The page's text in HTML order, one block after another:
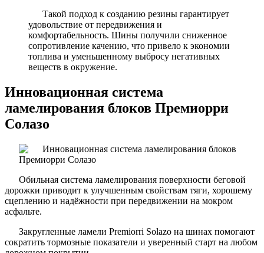
Такой подход к созданию резины гарантирует
удовольствие от передвижения и
комфортабельность. Шины получили сниженное
сопротивление качению, что привело к экономии
топлива и уменьшенному выбросу негативных
веществ в окружение.
Инновационная система
ламелирования блоков Премиорри
Солазо
Обильная система ламелирования поверхности беговой
дорожки приводит к улучшенным свойствам тяги, хорошему
сцеплению и надёжности при передвижении на мокром
асфальте.
Закругленные ламели Premiorri Solazo на шинах помогают
сократить тормозные показатели и уверенный старт на любом